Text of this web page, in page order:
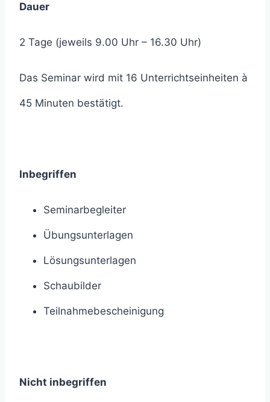
Dauer
2 Tage (jeweils 9.00 Uhr – 16.30 Uhr)
Das Seminar wird mit 16 Unterrichtseinheiten à
45 Minuten bestätigt.
Inbegriffen
Seminarbegleiter
Übungsunterlagen
Lösungsunterlagen
Schaubilder
Teilnahmebescheinigung
Nicht inbegriffen